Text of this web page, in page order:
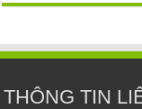
THÔNG TIN